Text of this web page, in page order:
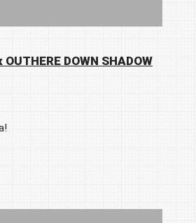
DOWN SHADOW